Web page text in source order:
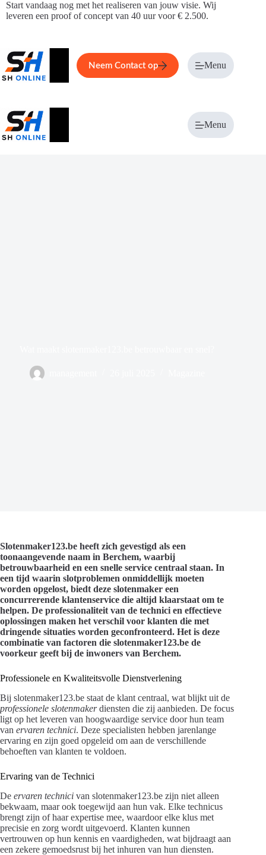
Ga
naar
Start vandaag nog met het realiseren van jouw visie. Wij
leveren een proof of concept van 40 uur voor € 2.500.
Home Service Over ons
Neem Contact op Menu
Menu
Slotenmaker123.be heeft zich gevestigd als een
toonaangevende naam in Berchem, waarbij
betrouwbaarheid en een snelle service centraal staan. In
een tijd waarin slotproblemen onmiddellijk moeten
worden opgelost, biedt deze slotenmaker een
concurrerende klantenservice die altijd klaarstaat om te
helpen. De professionaliteit van de technici en effectieve
oplossingen maken het verschil voor klanten die met
dringende situaties worden geconfronteerd. Het is deze
combinatie van factoren die slotenmaker123.be de
voorkeur geeft bij de inwoners van Berchem.
Professionele en Kwaliteitsvolle Dienstverlening
Bij slotenmaker123.be staat de klant centraal, wat blijkt uit de
professionele slotenmakerdiensten die zij aanbieden. De focus
ligt op het leveren van hoogwaardige service door hun team
van ervaren technici. Deze specialisten hebben jarenlange
ervaring en zijn goed opgeleid om aan de verschillende
behoeften van klanten te voldoen.
Ervaring van de Technici
De ervaren technici van slotenmaker123.be zijn niet alleen
bekwaam, maar ook toegewijd aan hun vak. Elke technicus
brengt zijn of haar expertise mee, waardoor elke klus met
precisie en zorg wordt uitgevoerd. Klanten kunnen
vertrouwen op hun kennis en vaardigheden, wat bijdraagt aan
een zekere gemoedsrust bij het inhuren van hun diensten.